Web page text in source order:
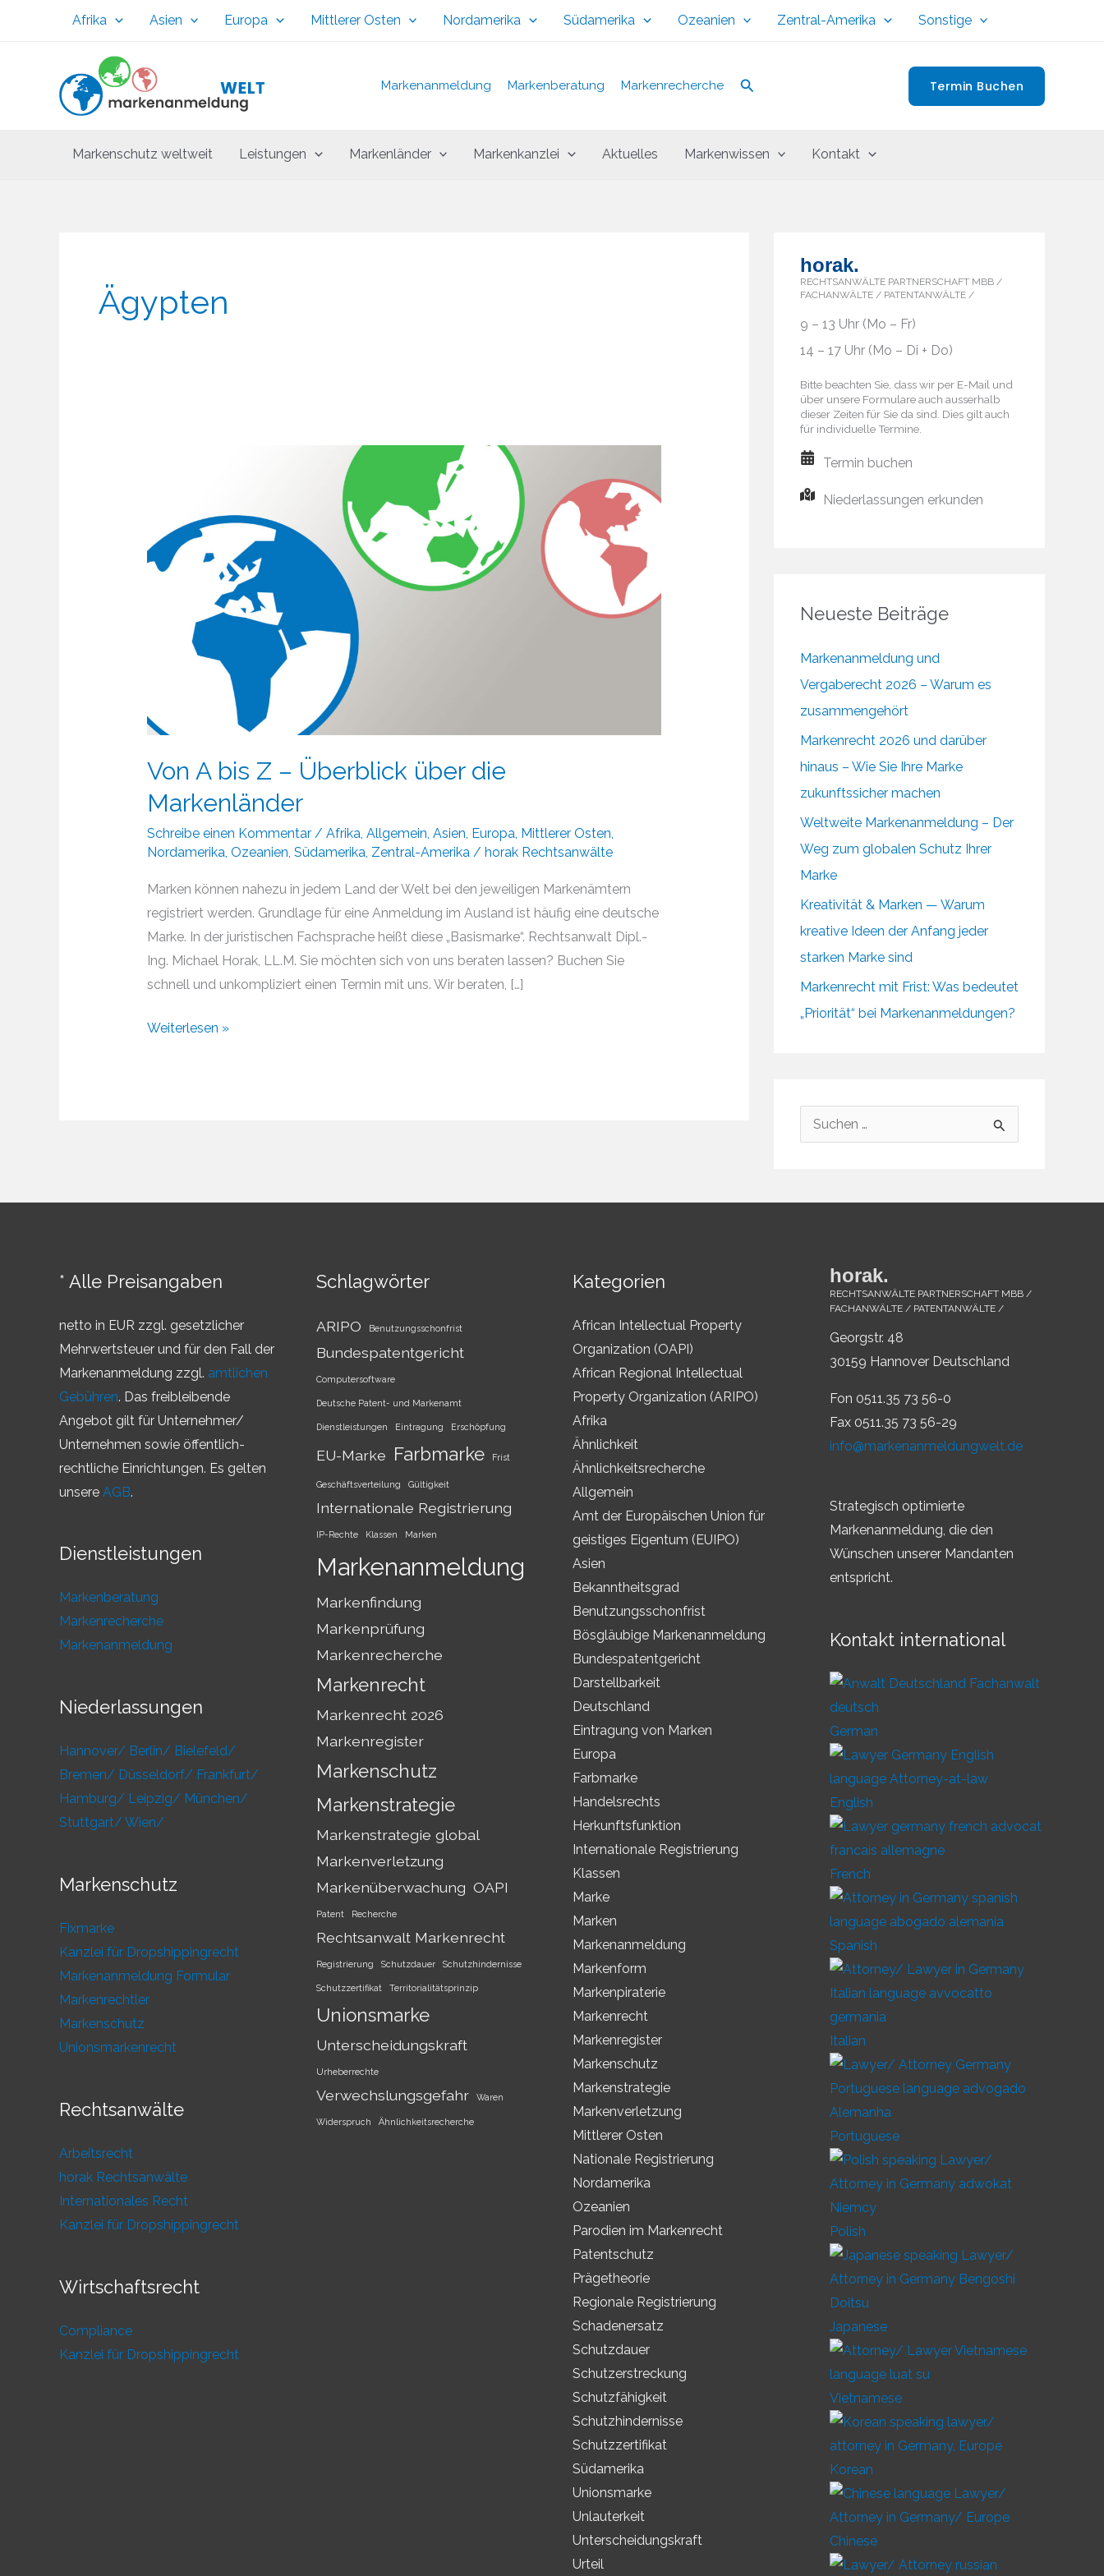
Afrika Asien Europa Mittlerer Osten Nordamerika Südamerika Ozeanien Zentral-Amerika Sonstige
Markenanmeldung Markenberatung Markenrecherche Suchen Termin Buchen
Markenschutz weltweit Leistungen Markenländer Markenkanzlei Aktuelles Markenwissen Kontakt
Ägypten
Von A bis Z – Überblick über die
Markenländer
Schreibe einen Kommentar / Afrika, Allgemein, Asien, Europa, Mittlerer Osten,
Nordamerika, Ozeanien, Südamerika, Zentral-Amerika/ horak Rechtsanwälte
Marken können nahezu in jedem Land der Welt bei den jeweiligen Markenämtern
registriert werden. Grundlage für eine Anmeldung im Ausland ist häufig eine deutsche
Marke. In der juristischen Fachsprache heißt diese „Basismarke“. Rechtsanwalt Dipl.-
Ing. Michael Horak, LL.M. Sie möchten sich von uns beraten lassen? Buchen Sie
schnell und unkompliziert einen Termin mit uns. Wir beraten, […]
Von
Weiterlesen »
horak.
RECHTSANWÄLTE PARTNERSCHAFT MBB /
FACHANWÄLTE / PATENTANWÄLTE /
9 – 13 Uhr (Mo – Fr)
14 – 17 Uhr (Mo – Di + Do)
Bitte beachten Sie, dass wir per E-Mail und
über unsere Formulare auch ausserhalb
dieser Zeiten für Sie da sind. Dies gilt auch
für individuelle Termine.
Termin buchen
Niederlassungen erkunden
Neueste Beiträge
Markenanmeldung und
Vergaberecht 2026 – Warum es
zusammengehört
Markenrecht 2026 und darüber
hinaus – Wie Sie Ihre Marke
zukunftssicher machen
Weltweite Markenanmeldung – Der
Weg zum globalen Schutz Ihrer
Marke
Kreativität & Marken — Warum
kreative Ideen der Anfang jeder
starken Marke sind
Markenrecht mit Frist: Was bedeutet
„Priorität“ bei Markenanmeldungen?
u
* Alle Preisangaben
netto in EUR zzgl. gesetzlicher
Mehrwertsteuer und für den Fall der
Markenanmeldung zzgl. amtlichen
Gebühren. Das freibleibende
Angebot gilt für Unternehmer/
Unternehmen sowie öffentlich-
rechtliche Einrichtungen. Es gelten
unsere AGB.
Dienstleistungen
Markenberatung
Markenrecherche
Markenanmeldung
Niederlassungen
Hannover/ Berlin/ Bielefeld/
Bremen/ Düsseldorf/ Frankfurt/
Hamburg/ Leipzig/ München/
Stuttgart/ Wien/
Markenschutz
Fixmarke
Kanzlei für Dropshippingrecht
Markenanmeldung Formular
Markenrechtler
Markenschutz
Unionsmarkenrecht
Rechtsanwälte
Arbeitsrecht
horak Rechtsanwälte
Internationales Recht
Kanzlei für Dropshippingrecht
Wirtschaftsrecht
Compliance
Kanzlei für Dropshippingrecht
Schlagwörter
ARIPO Benutzungsschonfrist
Bundespatentgericht
Computersoftware
Deutsche Patent- und Markenamt
Dienstleistungen Eintragung Erschöpfung
EU-Marke Farbmarke Frist
Geschäftsverteilung Gültigkeit
Internationale Registrierung
IP-Rechte Klassen Marken
Markenanmeldung
Markenfindung
Markenprüfung
Markenrecherche
Markenrecht
Markenrecht 2026
Markenregister
Markenschutz
Markenstrategie
Markenstrategie global
Markenverletzung
Markenüberwachung OAPI
Patent Recherche
Rechtsanwalt Markenrecht
Registrierung Schutzdauer Schutzhindernisse
Schutzzertifikat Territorialitätsprinzip
Unionsmarke
Unterscheidungskraft
Urheberrechte
Verwechslungsgefahr Waren
Widerspruch Ähnlichkeitsrecherche
Kategorien
African Intellectual Property
Organization (OAPI)
African Regional Intellectual
Property Organization (ARIPO)
Afrika
Ähnlichkeit
Ähnlichkeitsrecherche
Allgemein
Amt der Europäischen Union für
geistiges Eigentum (EUIPO)
Asien
Bekanntheitsgrad
Benutzungsschonfrist
Bösgläubige Markenanmeldung
Bundespatentgericht
Darstellbarkeit
Deutschland
Eintragung von Marken
Europa
Farbmarke
Handelsrechts
Herkunftsfunktion
Internationale Registrierung
Klassen
Marke
Marken
Markenanmeldung
Markenform
Markenpiraterie
Markenrecht
Markenregister
Markenschutz
Markenstrategie
Markenverletzung
Mittlerer Osten
Nationale Registrierung
Nordamerika
Ozeanien
Parodien im Markenrecht
Patentschutz
Prägetheorie
Regionale Registrierung
Schadenersatz
Schutzdauer
Schutzerstreckung
Schutzfähigkeit
Schutzhindernisse
Schutzzertifikat
Südamerika
Unionsmarke
Unlauterkeit
Unterscheidungskraft
Urteil
horak.
RECHTSANWÄLTE PARTNERSCHAFT MBB /
FACHANWÄLTE / PATENTANWÄLTE /
Georgstr. 48
30159 Hannover Deutschland
Fon 0511.35 73 56-0
Fax 0511.35 73 56-29
info@markenanmeldungwelt.de
Strategisch optimierte
Markenanmeldung, die den
Wünschen unserer Mandanten
entspricht.
Kontakt international
German
English
French
Spanish
Italian
Portuguese
Polish
Japanese
Vietnamese
Korean
Chinese